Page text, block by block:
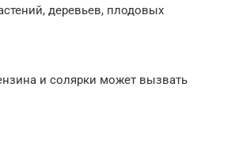
деревьев, плодовых
и солярки может вызвать